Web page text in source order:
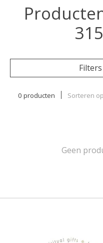
0 producten Sorteren op
Geen